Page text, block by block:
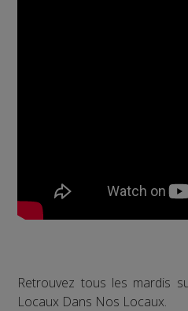
Retrouvez tous les mardis
Locaux Dans Nos Locaux.